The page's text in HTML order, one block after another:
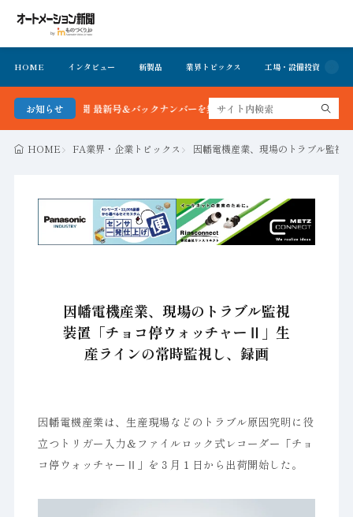
HOME インタビュー 新製品 業界トピックス 工場・設備投資
お知らせ
ョン新聞 最新号＆バックナンバーを無料で公開中 詳細はこちら
HOME FA業界・企業トピックス 因幡電機産業、現場のトラブル監視
因幡電機産業、現場のトラブル監視
装置「チョコ停ウォッチャーⅡ」生
産ラインの常時監視し、録画
因幡電機産業は、生産現場などのトラブル原因究明に役
立つトリガー入力＆ファイルロック式レコーダー「チョ
コ停ウォッチャーⅡ」を３月１日から出荷開始した。